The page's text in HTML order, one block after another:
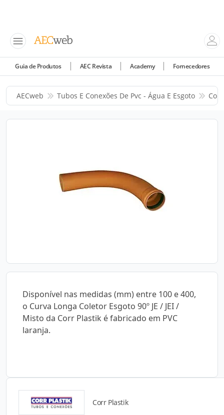
Guia de Produtos AEC Revista Academy Fornecedores
AECweb Tubos E Conexões De Pvc - Água E Esgoto
Disponível nas medidas (mm) entre 100 e 400,
o Curva Longa Coletor Esgoto 90º JE / JEI /
Misto da Corr Plastik é fabricado em PVC
laranja.
Corr Plastik
Catálogos para Download